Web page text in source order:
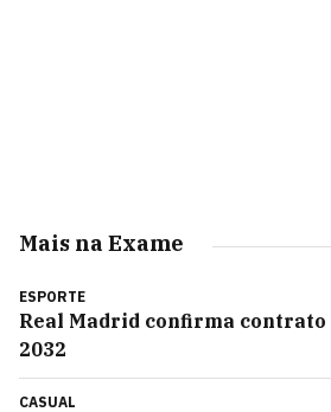
Mais na Exame
ESPORTE
Real Madrid confirma contrato
2032
CASUAL